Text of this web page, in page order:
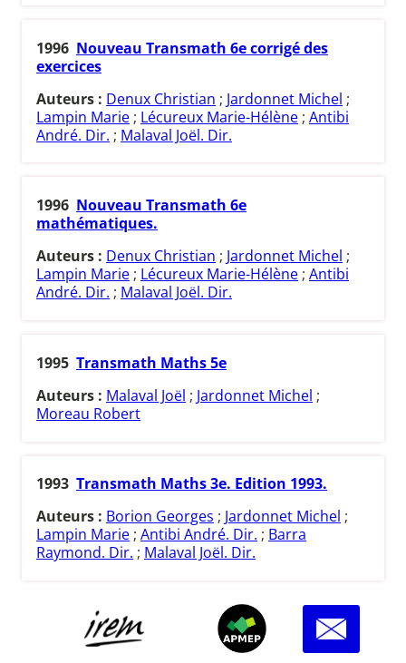
1996 Nouveau Transmath 6e corrigé des
exercices
Auteurs : Denux Christian ; Jardonnet Michel ;
Lampin Marie ; Lécureux Marie-Hélène ; Antibi
André. Dir. ; Malaval Joël. Dir.
1996 Nouveau Transmath 6e
mathématiques.
Auteurs : Denux Christian ; Jardonnet Michel ;
Lampin Marie ; Lécureux Marie-Hélène ; Antibi
André. Dir. ; Malaval Joël. Dir.
1995 Transmath Maths 5e
Auteurs : Malaval Joël ; Jardonnet Michel ;
Moreau Robert
1993 Transmath Maths 3e. Edition 1993.
Auteurs : Borion Georges ; Jardonnet Michel ;
Lampin Marie; Antibi André. Dir. ; Barra
Raymond. Dir. ; Malaval Joël. Dir.